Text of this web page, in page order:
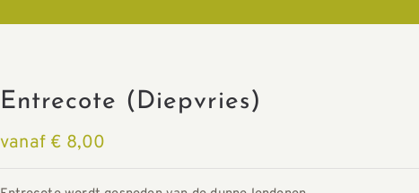
Entrecote (Diepvries)
vanaf € 8,00